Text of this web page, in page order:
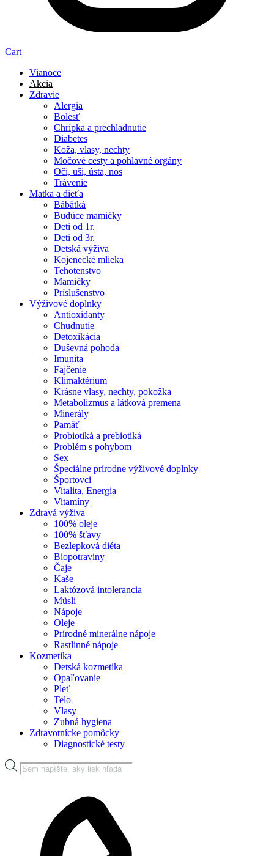
Cart
Vianoce
Akcia
Zdravie
Alergia
Bolesť
Chrípka a prechladnutie
Diabetes
Koža, vlasy, nechty
Močové cesty a pohlavné orgány
Oči, uši, ústa, nos
Trávenie
Matka a dieťa
Bábätká
Budúce mamičky
Deti od 1r.
Deti od 3r.
Detská výživa
Kojenecké mlieka
Tehotenstvo
Mamičky
Príslušenstvo
Výživové doplnky
Antioxidanty
Chudnutie
Detoxikácia
Duševná pohoda
Imunita
Fajčenie
Klimaktérium
Krásne vlasy, nechty, pokožka
Metabolizmus a látková premena
Minerály
Pamäť
Probiotiká a prebiotiká
Problém s pohybom
Sex
Špeciálne prírodne výživové doplnky
Športovci
Vitalita, Energia
Vitamíny
Zdravá výživa
100% oleje
100% šťavy
Bezlepková diéta
Biopotraviny
Čaje
Kaše
Laktózová intolerancia
Müsli
Nápoje
Oleje
Prírodné minerálne nápoje
Rastlinné nápoje
Kozmetika
Detská kozmetika
Opaľovanie
Pleť
Telo
Vlasy
Zubná hygiena
Zdravotnícke pomôcky
Diagnostické testy
Products
search